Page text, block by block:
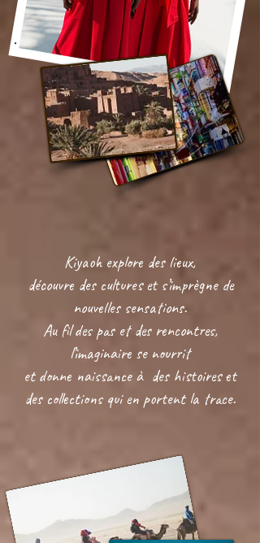
Kiyaoh explore des lieux,
découvre des cultures et s’imprègne de
nouvelles sensations.
Au fil des pas et des rencontres,
l’imaginaire se nourrit
et donne naissance à des histoires et
des collections qui en portent la trace.